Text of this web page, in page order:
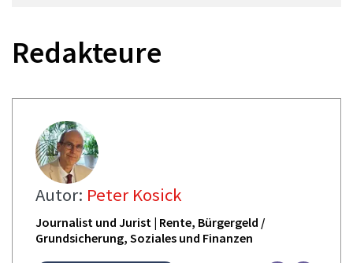
Redakteure
Autor: Peter Kosick
Journalist und Jurist | Rente, Bürgergeld /
Grundsicherung, Soziales und Finanzen